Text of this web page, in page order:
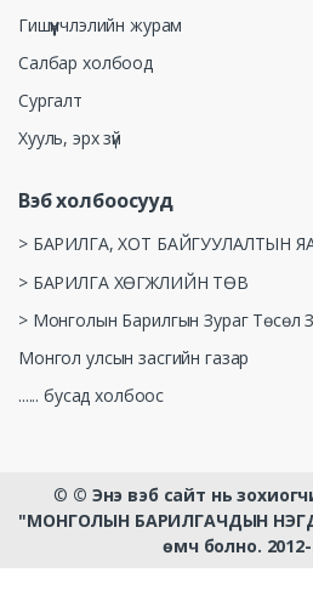
Гишүүнчлэлийн журам
Салбар холбоод
Сургалт
Хууль, эрх зүй
Вэб холбоосууд
> БАРИЛГА, ХОТ БАЙГУУЛАЛТЫН
> БАРИЛГА ХӨГЖЛИЙН ТӨВ
> Монголын Барилгын Зураг Төсөл
Монгол улсын засгийн газар
...... бусад холбоос
© © Энэ вэб сайт нь
"МОНГОЛЫН БАРИЛГАЧДЫН
өмч болно. 2012-